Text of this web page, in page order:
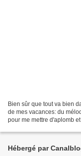
Bien sûr que tout va bien
de mes vacances: du
pour me mettre d'aplomb
Hébergé par